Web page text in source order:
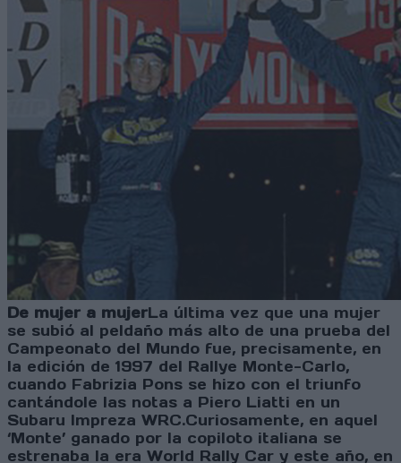
De mujer a mujerLa última vez que una mujer
se subió al peldaño más alto de una prueba del
Campeonato del Mundo fue, precisamente, en
la edición de 1997 del Rallye Monte-Carlo,
cuando Fabrizia Pons se hizo con el triunfo
cantándole las notas a Piero Liatti en un
Subaru Impreza WRC.Curiosamente, en aquel
‘Monte’ ganado por la copiloto italiana se
estrenaba la era World Rally Car y este año, en